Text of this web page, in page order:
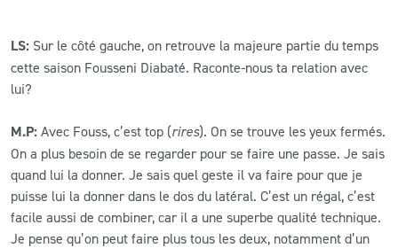
LS: Sur le côté gauche, on retrouve la majeure partie du temps
cette saison Fousseni Diabaté. Raconte-nous ta relation avec
lui?
M.P: Avec Fouss, c’est top (rires). On se trouve les yeux fermés.
On a plus besoin de se regarder pour se faire une passe. Je sais
quand lui la donner. Je sais quel geste il va faire pour que je
puisse lui la donner dans le dos du latéral. C’est un régal, c’est
facile aussi de combiner, car il a une superbe qualité technique.
Je pense qu’on peut faire plus tous les deux, notamment d’un